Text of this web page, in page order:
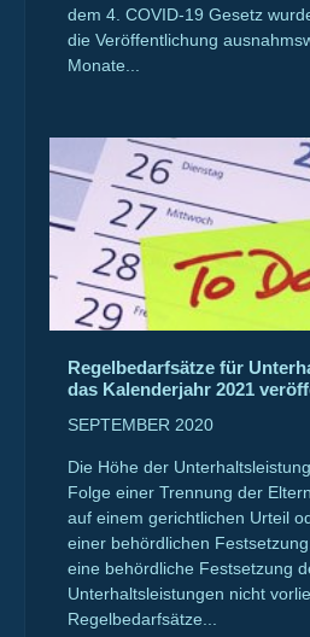
dem 4. COVID-19 Gesetz
die Veröffentlichung
Monate...
Regelbedarfsätze für
das Kalenderjahr 2021
SEPTEMBER 2020
Die Höhe der
Folge einer Trennung der
auf einem gerichtlichen Urteil
einer behördlichen
eine behördliche Festsetzung
Unterhaltsleistungen nicht
Regelbedarfsätze...